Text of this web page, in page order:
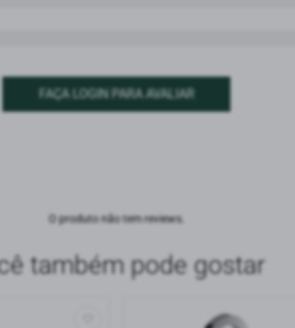
FAÇA LOGIN PARA AVALIAR
O produto não tem reviews.
também pode gostar